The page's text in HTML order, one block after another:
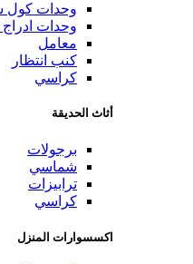
وحدات كول
وحدات
معامل
كنب انتظار
كراسي
أثاث الحديقة
برجولات
شماسي
ترابيزات
كراسي
اكسسوارات المنزل